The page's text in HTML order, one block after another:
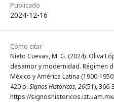
Publicado
2024-12-16
Cómo citar
Nieto Cuevas, M. G. (2024). Oliva
desamor y modernidad. Régimen
México y América Latina (1900-
420 p. Signos Históricos,26(51),
https://